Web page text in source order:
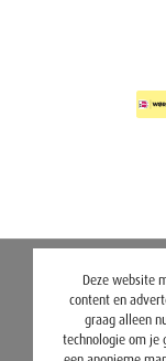
Deze website
content en
graag alleen
technologie om je